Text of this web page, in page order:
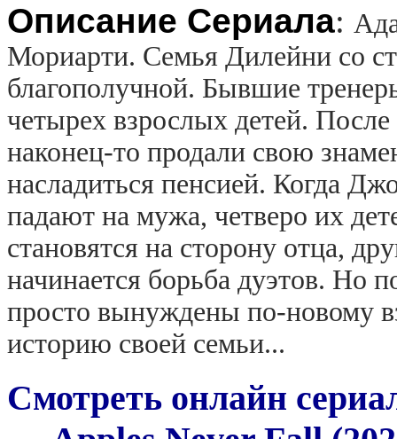
Описание Сериала:
Мориарти. Семья Дилейни со
благополучной. Бывшие
четырех взрослых детей.
наконец-то продали свою
насладиться пенсией. Когда
падают на мужа, четверо их
становятся на сторону отца,
начинается борьба дуэтов. Но
просто вынуждены по-новому
историю своей семьи...
Смотреть онлайн